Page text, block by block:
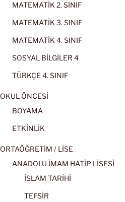
MATEMATİK 2. SINIF
MATEMATİK 3. SINIF
MATEMATİK 4. SINIF
SOSYAL BİLGİLER 4
TÜRKÇE 4. SINIF
OKUL ÖNCESİ
BOYAMA
ETKİNLİK
ORTAÖĞRETİM / LİSE
ANADOLU İMAM HATİP LİSESİ
İSLAM TARİHİ
TEFSİR